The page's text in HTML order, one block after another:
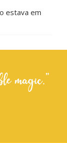
estava em